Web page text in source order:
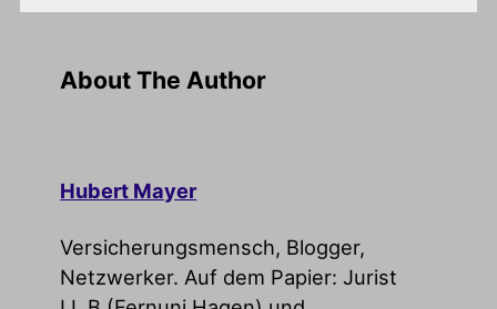
About The Author
Hubert Mayer
Versicherungsmensch, Blogger,
Netzwerker. Auf dem Papier: Jurist